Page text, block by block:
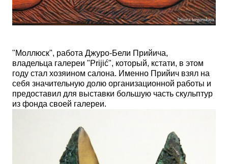
"Моллюск", работа Джуро-Бели Прийича,
владельца галереи "Prijić", который, кстати, в этом
году стал хозяином салона. Именно Прийич взял на
себя значительную долю организационной работы и
предоставил для выставки большую часть скульптур
из фонда своей галереи.